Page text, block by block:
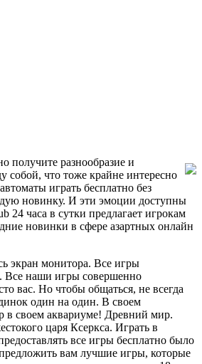
получите разнообразие и
собой, что тоже крайне интересно
играть бесплатно без
новинку. И эти эмоции доступны
часа в сутки предлагает игрокам
новинки в сфере азартных онлайн
экран монитора. Все игры
Все наши игры совершенно
вас. Но чтобы общаться, не всегда
один на один. В своем
в своем аквариуме! Древний мир.
царя Ксеркса. Играть в
все игры бесплатно было
вам лучшие игры, которые